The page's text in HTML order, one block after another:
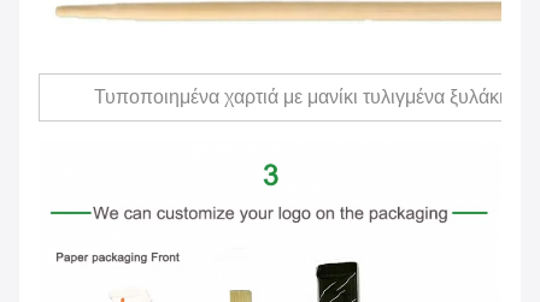
Τυποποιημένα χαρτιά με μανίκι τυλιγμένα ξυλάκια